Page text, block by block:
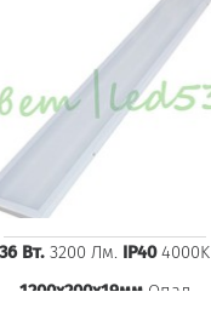
36 Вт. 3200 Лм. IP404000K
1200x200x19ммОпал